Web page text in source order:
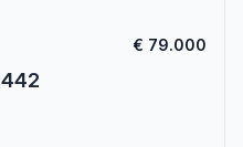
€ 79.000